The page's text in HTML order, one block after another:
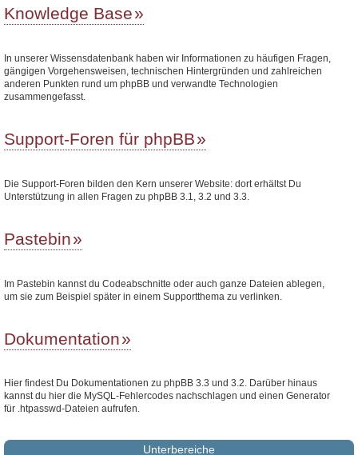
Knowledge Base
In unserer Wissensdatenbank haben wir Informationen zu häufigen Fragen,
gängigen Vorgehensweisen, technischen Hintergründen und zahlreichen
anderen Punkten rund um phpBB und verwandte Technologien
zusammengefasst.
Support-Foren für phpBB
Die Support-Foren bilden den Kern unserer Website: dort erhältst Du
Unterstützung in allen Fragen zu phpBB 3.1, 3.2 und 3.3.
Pastebin
Im Pastebin kannst du Codeabschnitte oder auch ganze Dateien ablegen,
um sie zum Beispiel später in einem Supportthema zu verlinken.
Dokumentation
Hier findest Du Dokumentationen zu phpBB 3.3 und 3.2. Darüber hinaus
kannst du hier die MySQL-Fehlercodes nachschlagen und einen Generator
für .htpasswd-Dateien aufrufen.
Unterbereiche